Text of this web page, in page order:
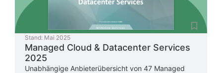
Stand: Mai 2025
Managed Cloud & Datacenter Services
2025
Unabhängige Anbieterübersicht von 47 Managed